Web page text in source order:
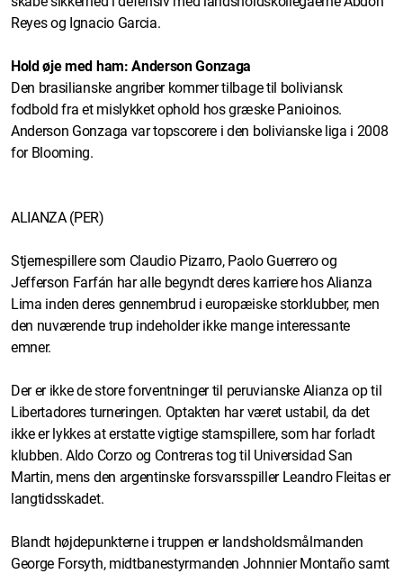
Reyes og Ignacio Garcia.
Hold øje med ham: Anderson Gonzaga
Den brasilianske angriber kommer tilbage til boliviansk
fodbold fra et mislykket ophold hos græske Panioinos.
Anderson Gonzaga var topscorere i den bolivianske liga i 2008
for Blooming.
ALIANZA (PER)
Stjernespillere som Claudio Pizarro, Paolo Guerrero og
Jefferson Farfán har alle begyndt deres karriere hos Alianza
Lima inden deres gennembrud i europæiske storklubber, men
den nuværende trup indeholder ikke mange interessante
emner.
Der er ikke de store forventninger til peruvianske Alianza op til
Libertadores turneringen. Optakten har været ustabil, da det
ikke er lykkes at erstatte vigtige stamspillere, som har forladt
klubben. Aldo Corzo og Contreras tog til Universidad San
Martin, mens den argentinske forsvarsspiller Leandro Fleitas er
langtidsskadet.
Blandt højdepunkterne i truppen er landsholdsmålmanden
George Forsyth, midtbanestyrmanden Johnnier Montaño samt